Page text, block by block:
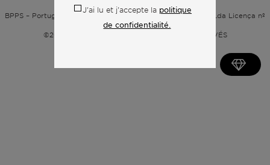
Politique de confidentialité
BPPS – Portugal Property Services – Mediação Imobiliária, Lda Licença nº
13824 – AMI
©2026
BONTE FILIPIDIS — TOUS DROITS RÉSERVÉS
J'ai lu et j'accepte la politique
de confidentialité.